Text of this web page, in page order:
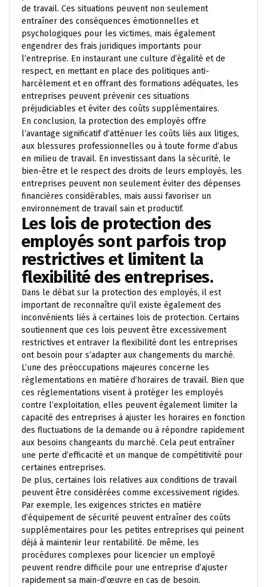
de travail. Ces situations peuvent non seulement
entraîner des conséquences émotionnelles et
psychologiques pour les victimes, mais également
engendrer des frais juridiques importants pour
l’entreprise. En instaurant une culture d’égalité et de
respect, en mettant en place des politiques anti-
harcèlement et en offrant des formations adéquates, les
entreprises peuvent prévenir ces situations
préjudiciables et éviter des coûts supplémentaires.
En conclusion, la protection des employés offre
l’avantage significatif d’atténuer les coûts liés aux litiges,
aux blessures professionnelles ou à toute forme d’abus
en milieu de travail. En investissant dans la sécurité, le
bien-être et le respect des droits de leurs employés, les
entreprises peuvent non seulement éviter des dépenses
financières considérables, mais aussi favoriser un
environnement de travail sain et productif.
Les lois de protection des
employés sont parfois trop
restrictives et limitent la
flexibilité des entreprises.
Dans le débat sur la protection des employés, il est
important de reconnaître qu’il existe également des
inconvénients liés à certaines lois de protection. Certains
soutiennent que ces lois peuvent être excessivement
restrictives et entraver la flexibilité dont les entreprises
ont besoin pour s’adapter aux changements du marché.
L’une des préoccupations majeures concerne les
réglementations en matière d’horaires de travail. Bien que
ces réglementations visent à protéger les employés
contre l’exploitation, elles peuvent également limiter la
capacité des entreprises à ajuster les horaires en fonction
des fluctuations de la demande ou à répondre rapidement
aux besoins changeants du marché. Cela peut entraîner
une perte d’efficacité et un manque de compétitivité pour
certaines entreprises.
De plus, certaines lois relatives aux conditions de travail
peuvent être considérées comme excessivement rigides.
Par exemple, les exigences strictes en matière
d’équipement de sécurité peuvent entraîner des coûts
supplémentaires pour les petites entreprises qui peinent
déjà à maintenir leur rentabilité. De même, les
procédures complexes pour licencier un employé
peuvent rendre difficile pour une entreprise d’ajuster
rapidement sa main-d’œuvre en cas de besoin.